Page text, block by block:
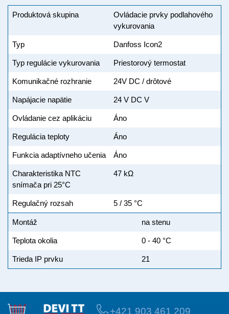
Produktová skupina
Ovládacie prvky podlahového
vykurovania
Typ Danfoss Icon2
Typ regulácie vykurovania Priestorový termostat
Komunikačné rozhranie 24V DC / drôtové
Napájacie napätie 24 V DC V
Ovládanie cez aplikáciu Áno
Regulácia teploty Áno
Funkcia adaptívneho učenia Áno
Charakteristika NTC
snímača pri 25°C
47 kΩ
Regulačný rozsah 5 / 35 °C
Montáž na stenu
Teplota okolia 0 - 40 °C
Trieda IP prvku 21
+421 903 461 209